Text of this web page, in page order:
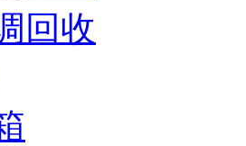
回收